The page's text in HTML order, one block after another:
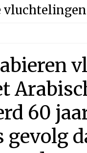
60
gevolg